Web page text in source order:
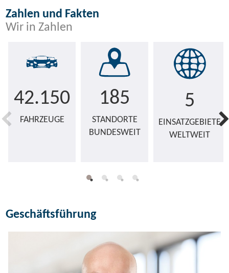
Zahlen und Fakten
Wir in Zahlen
42.150
FAHRZEUGE
185
STANDORTE
BUNDESWEIT
5
EINSATZGEBIETE
WELTWEIT
Geschäftsführung